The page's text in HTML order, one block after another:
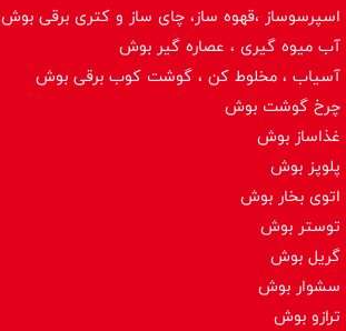
اسپرسوساز ،قهوه ساز، چای ساز و کتری برقی بوش
آب میوه گیری ، عصاره گیر بوش
آسیاب ، مخلوط کن ، گوشت کوب برقی بوش
چرخ گوشت بوش
غذاساز بوش
پلوپز بوش
اتوی بخار بوش
توستر بوش
گریل بوش
سشوار بوش
ترازو بوش